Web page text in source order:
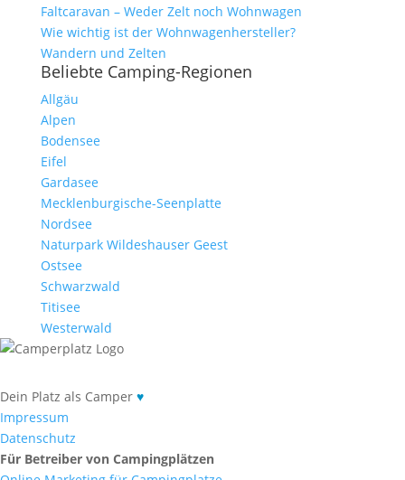
Faltcaravan – Weder Zelt noch Wohnwagen
Wie wichtig ist der Wohnwagenhersteller?
Wandern und Zelten
Beliebte Camping-Regionen
Allgäu
Alpen
Bodensee
Eifel
Gardasee
Mecklenburgische-Seenplatte
Nordsee
Naturpark Wildeshauser Geest
Ostsee
Schwarzwald
Titisee
Westerwald
Dein Platz als Camper ♥
Impressum
Datenschutz
Für Betreiber von Campingplätzen